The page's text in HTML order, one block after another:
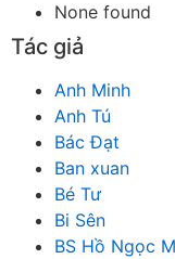
None found
Tác giả
Anh Minh
Anh Tú
Bác Đạt
Ban xuan
Bé Tư
Bi Sên
BS Hồ Ngọc